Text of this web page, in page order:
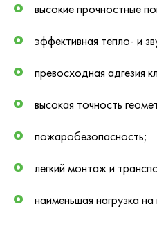
высокие прочностные
эффективная тепло- и
превосходная адгезия
высокая точность
пожаробезопасность;
легкий монтаж и
наименьшая нагрузка